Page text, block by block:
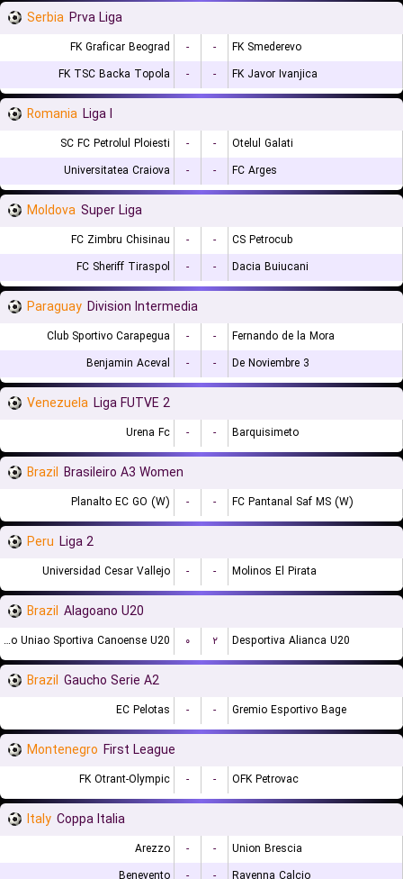
Serbia Prva Liga
FK Graficar Beograd - -
FK Smederevo
FK TSC Backa Topola
- - FK Javor Ivanjica
Romania Liga I
SC FC Petrolul Ploiesti - -
Otelul Galati
Universitatea Craiova
- - FC Arges
Moldova Super Liga
FC Zimbru Chisinau - -
CS Petrocub
FC Sheriff Tiraspol
- - Dacia Buiucani
Paraguay Division Intermedia
Club Sportivo Carapegua - -
Fernando de la Mora
Benjamin Aceval
- - 3 De Noviembre
Venezuela Liga FUTVE 2
Urena Fc - - Barquisimeto
Brazil Brasileiro A3 Women
Planalto EC GO (W) - - FC Pantanal Saf MS (W)
Peru Liga 2
Universidad Cesar Vallejo - - Molinos El Pirata
Brazil Alagoano U20
Associacao Uniao Sportiva Canoense U20 ۰ ۲ Desportiva Alianca U20
Brazil Gaucho Serie A2
EC Pelotas - - Gremio Esportivo Bage
Montenegro First League
FK Otrant-Olympic - - OFK Petrovac
Italy Coppa Italia
Arezzo - -
Union Brescia